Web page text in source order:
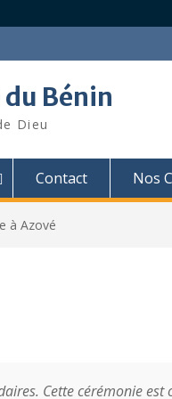
Bénin
Dieu
Contact Nos
à Azové
Cette cérémonie